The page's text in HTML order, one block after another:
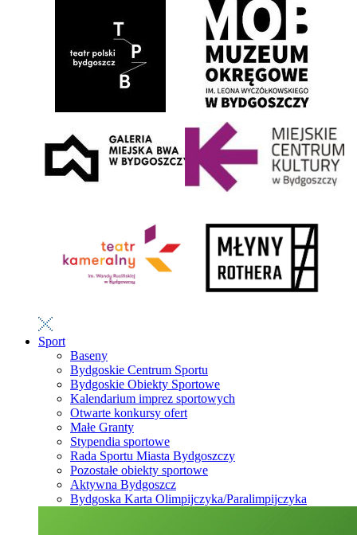
Sport
Baseny
Bydgoskie Centrum Sportu
Bydgoskie Obiekty Sportowe
Kalendarium imprez sportowych
Otwarte konkursy ofert
Małe Granty
Stypendia sportowe
Rada Sportu Miasta Bydgoszczy
Pozostałe obiekty sportowe
Aktywna Bydgoszcz
Bydgoska Karta Olimpijczyka/Paralimpijczyka